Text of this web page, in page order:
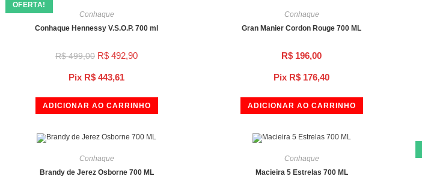
Pix R$ 443,61
OFERTA!
Conhaque
Conhaque Hennessy V.S.O.P. 700 ml
R$499,00 R$ 492,90
ADICIONAR AO CARRINHO
Pix R$ 176,40
Conhaque
Gran Manier Cordon Rouge 700 ML
R$ 196,00
ADICIONAR AO CARRINHO
Conhaque
Brandy de Jerez Osborne 700 ML
Conhaque
Macieira 5 Estrelas 700 ML